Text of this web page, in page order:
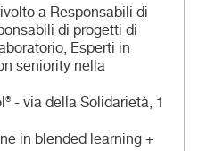
a Responsabili di
di progetti di
Esperti in
seniority nella
- via della Solidarietà, 1
in blended learning +